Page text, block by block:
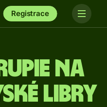
Registrace
na
libry